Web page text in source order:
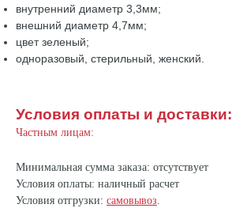
внутренний диаметр 3,3мм;
внешний диаметр 4,7мм;
цвет зеленый;
одноразовый, стерильный, женский.
Условия оплаты и доставки:
Частным лицам:
Минимальная сумма заказа: отсутствует
Условия оплаты: наличный расчет
Условия отгрузки: самовывоз.